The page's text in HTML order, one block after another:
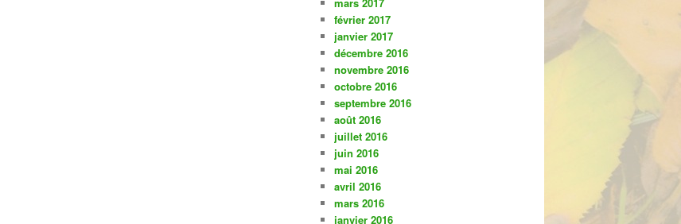
février 2017
janvier 2017
décembre 2016
novembre 2016
octobre 2016
septembre 2016
août 2016
juillet 2016
juin 2016
mai 2016
avril 2016
mars 2016
janvier 2016